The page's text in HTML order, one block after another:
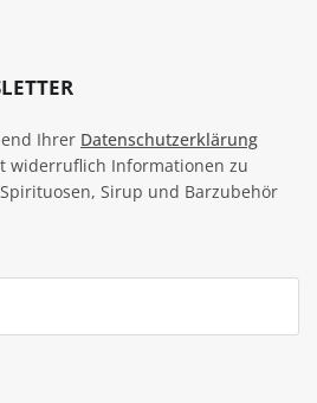
Ihrer Datenschutzerklärung
widerruflich Informationen zu
Sirup und Barzubehör